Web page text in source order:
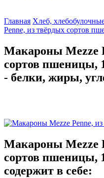
Главная Хлеб,
Penne, из твёрдых сортов
Макароны Mezze
сортов пшеницы,
- белки, жиры,
Макароны Mezze
сортов пшеницы,
содержит в себе: